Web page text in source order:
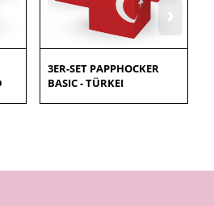
›
3ER-SET PAPPHOCKER
BASIC - TÜRKEI